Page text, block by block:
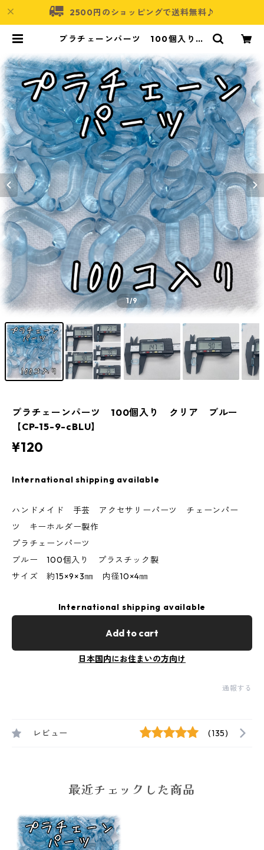
2500円のショッピングで送料無料♪
プラチェーンパーツ 100個入り
| アクセサリーパーツショップ・可
愛いハンドメイドパーツ通販 | ネム
ネコ
1/9
プラチェーンパーツ 100個入り クリア ブルー
【CP-15-9-cBLU】
¥120
International shipping available
ハンドメイド 手芸 アクセサリーパーツ チェーンパー
ツ キーホルダー製作
プラチェーンパーツ
ブルー 100個入り プラスチック製
サイズ 約15×9×3㎜ 内径10×4㎜
International shipping available
Add to cart
日本国内にお住まいの方向け
通報する
レビュー (135)
最近チェックした商品